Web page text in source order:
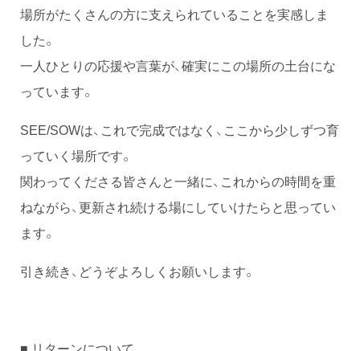
場所がたくさんの方に支えられていることを実感しま
した。
一人ひとりの応援や言葉が、確実にこの場所の土台にな
っています。
SEE/SOWは、これで完成ではなく、ここから少しずつ育
っていく場所です。
関わってくださる皆さんと一緒に、これからの時間を重
ねながら、更新され続ける場にしていけたらと思ってい
ます。
引き続き、どうぞよろしくお願いします。